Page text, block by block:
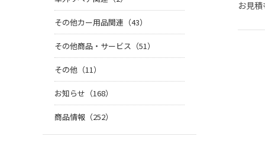
お見
その他カー用品関連（43）
その他商品・サービス（51）
その他（11）
お知らせ（168）
商品情報（252）